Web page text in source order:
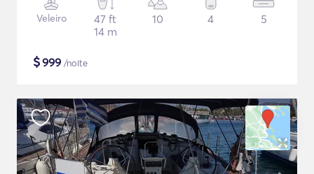
Veleiro
47 ft
14 m
10 4 5
$999 /noite